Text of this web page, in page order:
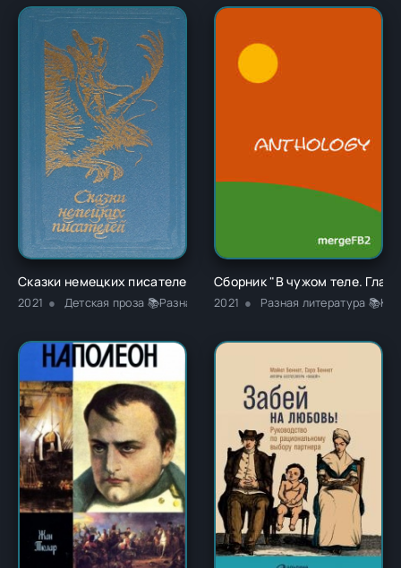
Сказки немецких писателей - Новалис
2021 Детская проза 📚Разная литература
Сборник "В чужом теле.
2021 Разная литература